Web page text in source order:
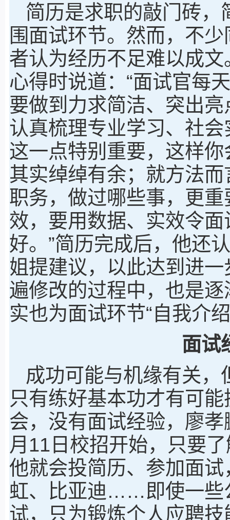
简历是求职的敲门砖
围面试环节。然而，不
者认为经历不足难以成
心得时说道：“面试官每
要做到力求简洁、突出
认真梳理专业学习、社
这一点特别重要，这样
其实绰绰有余；就方法
职务，做过哪些事，更
效，要用数据、实效令
好。”简历完成后，他还
姐提建议，以此达到进
遍修改的过程中，也是
实也为面试环节“自我介
面试
成功可能与机缘有关
只有练好基本功才有可
会，没有面试经验，廖
月11日校招开始，只要
他就会投简历、参加面
虹、比亚迪……即使一些
试，只为锻炼个人应聘